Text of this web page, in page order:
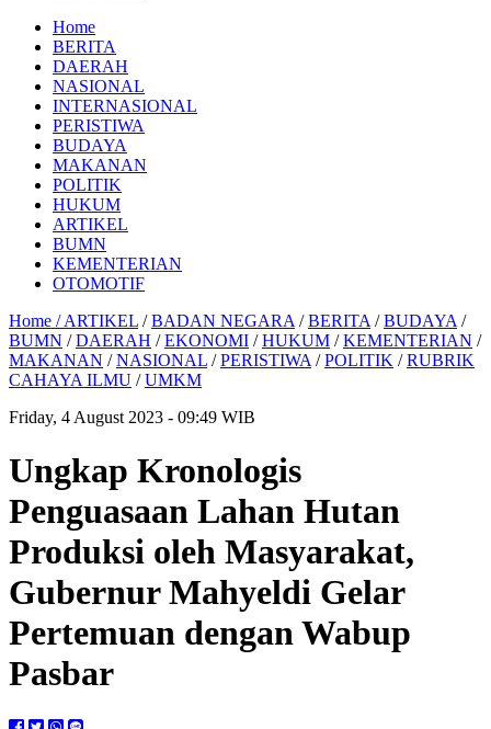
Home
BERITA
DAERAH
NASIONAL
INTERNASIONAL
PERISTIWA
BUDAYA
MAKANAN
POLITIK
HUKUM
ARTIKEL
BUMN
KEMENTERIAN
OTOMOTIF
Home /ARTIKEL /BADAN NEGARA /BERITA /BUDAYA /
BUMN /DAERAH /EKONOMI /HUKUM /KEMENTERIAN /
MAKANAN /NASIONAL /PERISTIWA /POLITIK /RUBRIK
CAHAYA ILMU /UMKM
Friday, 4 August 2023 - 09:49 WIB
Ungkap Kronologis
Penguasaan Lahan Hutan
Produksi oleh Masyarakat,
Gubernur Mahyeldi Gelar
Pertemuan dengan Wabup
Pasbar